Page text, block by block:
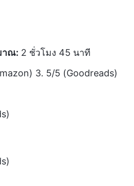
าณ: 2 ชั่วโมง 45 นาที
3. 5/5 (Goodreads)